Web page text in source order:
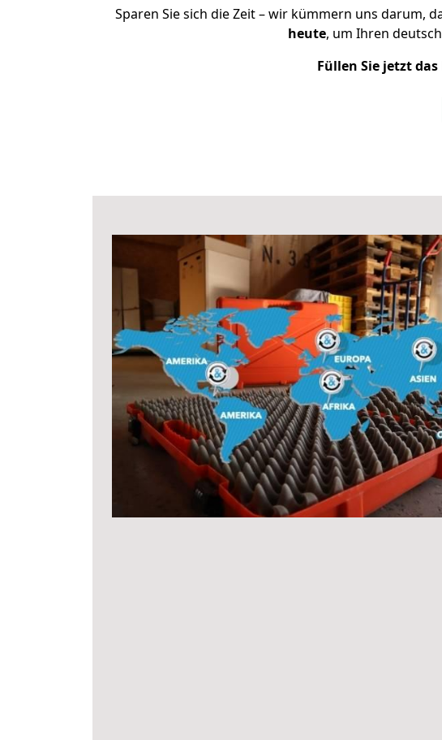
Sparen Sie sich die Zeit – wir kümmern uns darum,
heute, um Ihren
Füllen Sie jetzt